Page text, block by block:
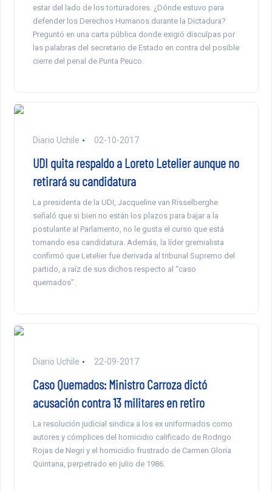
estar del lado de los torturadores. ¿Dónde estuvo para
defender los Derechos Humanos durante la Dictadura?
Preguntó en una carta pública donde exigió disculpas por
las palabras del secretario de Estado en contra del posible
cierre del penal de Punta Peuco.
Diario Uchile 02-10-2017
UDI quita respaldo a Loreto Letelier aunque no
retirará su candidatura
La presidenta de la UDI, Jacqueline van Risselberghe
señaló que si bien no están los plazos para bajar a la
postulante al Parlamento, no le gusta el curso que está
tomando esa candidatura. Además, la líder gremialista
confirmó que Letelier fue derivada al tribunal Supremo del
partido, a raíz de sus dichos respecto al “caso
quemados”.
Diario Uchile 22-09-2017
Caso Quemados: Ministro Carroza dictó
acusación contra 13 militares en retiro
La resolución judicial sindica a los ex uniformados como
autores y cómplices del homicidio calificado de Rodrigo
Rojas de Negri y el homicidio frustrado de Carmen Gloria
Quintana, perpetrado en julio de 1986.